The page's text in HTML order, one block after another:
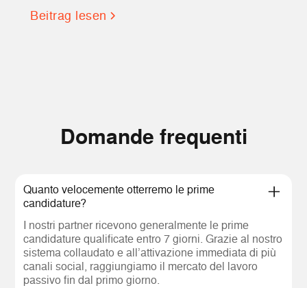
für euch!
Beitrag lesen
Domande frequenti
Quanto velocemente otterremo le prime
candidature?
I nostri partner ricevono generalmente le prime
candidature qualificate entro 7 giorni. Grazie al nostro
sistema collaudato e all’attivazione immediata di più
canali social, raggiungiamo il mercato del lavoro
passivo fin dal primo giorno.